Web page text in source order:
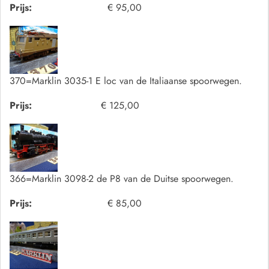
Prijs:
€ 95,00
370=Marklin 3035-1 E loc van de Italiaanse spoorwegen.
Prijs:
€ 125,00
366=Marklin 3098-2 de P8 van de Duitse spoorwegen.
Prijs:
€ 85,00